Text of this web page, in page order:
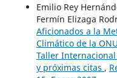
Emilio Rey
Fermín Elizaga
Aficionados a la
Climático de la
Taller Internacional
y próximas citas ,